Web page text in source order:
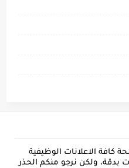
كافة الاعلانات الوظيفية
ولكن نرجو منكم الحذر